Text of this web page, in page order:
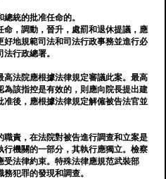
統的批准任命的。
命，調動，晉升，處罰和退休提議，應
好地規範司法和司法行政事務並進行必
行政總署。
高法院應根據法律規定審議此案。最高
為該指控是有效的，則應向院長提出建
准後，應根據法律規定解僱被告法官並
職責，在法院對被告進行調查和立案是
行機關的一部分，其執行應獨立。檢察
受法律約束。特殊法律應規范武裝部
犯罪的發現和調查。